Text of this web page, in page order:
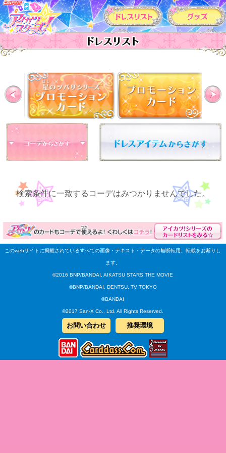
カードリスト
Previous
検索条件に一致するコーデはみつかりませんでした。
このwebサイトに掲載されているすべての画像・テキスト・データの無断転用、転載をお断りし
ます。
©2016 BNP/BANDAI, AIKATSU STARS THE MOVIE
©BNP/BANDAI, DENTSU, TV TOKYO
©BANDAI
©2017 San-X Co., Ltd. All Rights Reserved.
お問い合わせ 推奨環境